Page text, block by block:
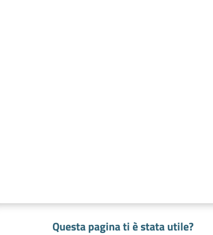
Questa pagina ti è stata utile?